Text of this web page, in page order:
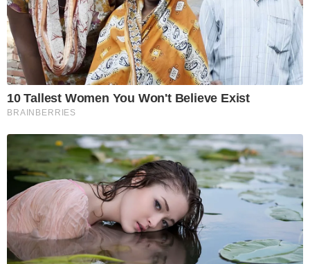
10 Tallest Women You Won't Believe Exist
BRAINBERRIES